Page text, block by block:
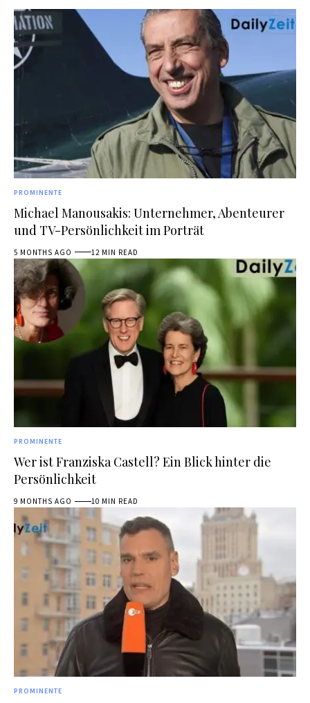
PROMINENTE
Michael Manousakis: Unternehmer, Abenteurer
und TV-Persönlichkeit im Porträt
5 MONTHS AGO 12 MIN READ
PROMINENTE
Wer ist Franziska Castell? Ein Blick hinter die
Persönlichkeit
9 MONTHS AGO 10 MIN READ
PROMINENTE